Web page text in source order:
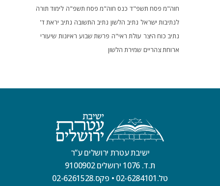
חוה"מ פסח תשפ"ד כנס חוה"מ פסח תשפ"ה לימוד תורה
לנתיבות ישראל נתיב הלשון נתיב התשובה נתיב יראת ד'
נתיב כוח היצר עולת ראי"ה פרשת שבוע ראיונות שיעורי
ארוחת צהריים שמירת הלשון
ישיבת עטרת ירושלים ע”ר
ת.ד. 1076 ירושלים 9100902
טל.02-6284101
• פקס.02-6261528